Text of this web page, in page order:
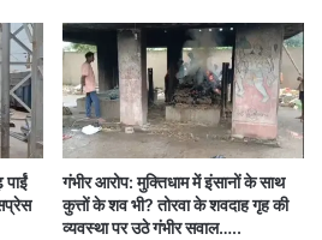
किला मेट्रो स्टेशन के गेट
नंबर की एक कार में हुए भयावह
मौत हो गई और कई लोग घायल
किले क्षेत्र के मोबाइल डाटा
पाईं
गंभीर आरोप: मुक्तिधाम में इंसानों के साथ
कुत्तों के शव भी? तोरवा के शवदाह गृह की
व्यवस्था पर उठे गंभीर सवाल…..